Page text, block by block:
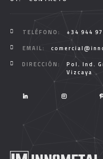
TELÉFONO:
+34 944
EMAIL:
DIRECCIÓN:
Pol. Ind.
Vizcaya